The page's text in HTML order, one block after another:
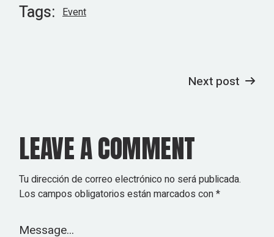
Tags: Event
Next post
LEAVE A COMMENT
Tu dirección de correo electrónico no será publicada.
Los campos obligatorios están marcados con*